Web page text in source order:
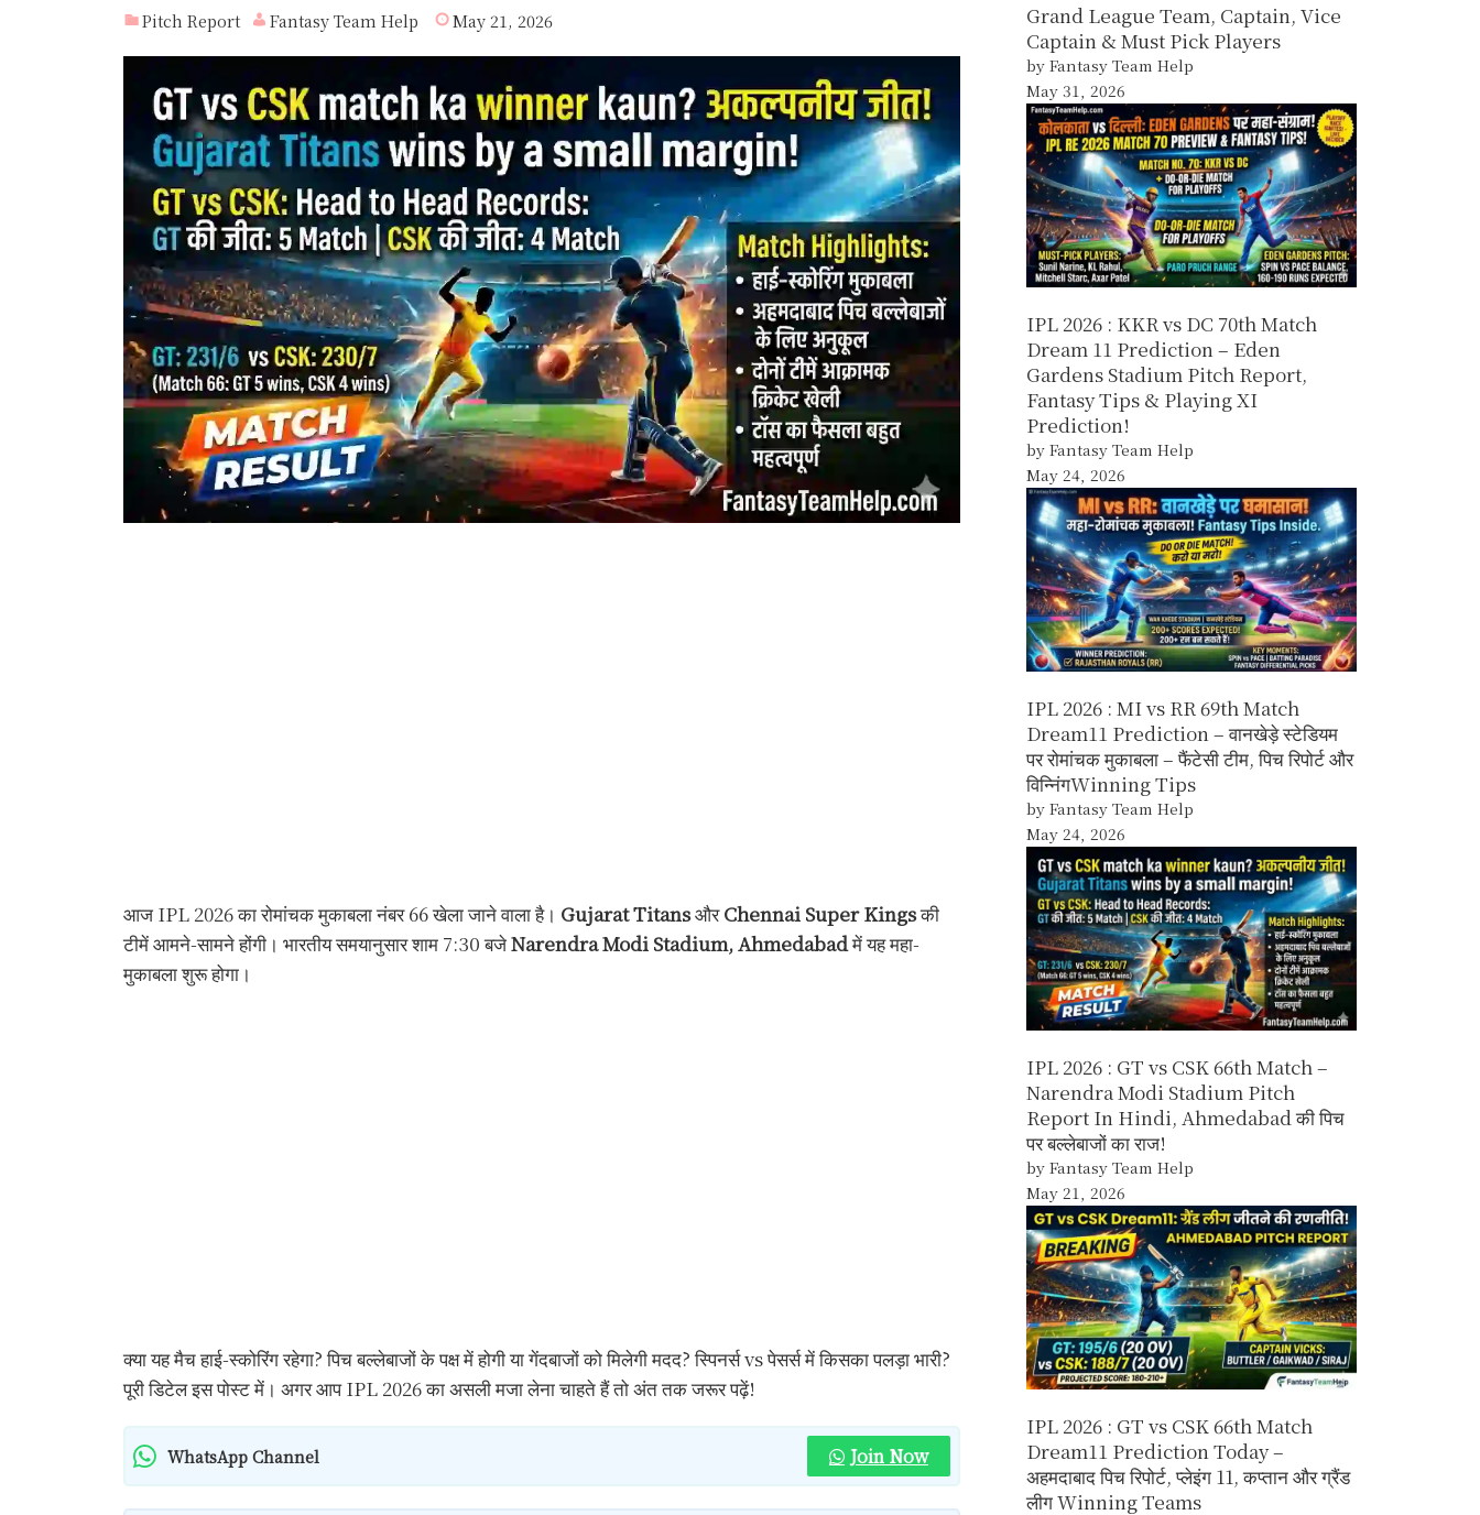
Pitch Report Fantasy Team Help May 21, 2026
आज IPL 2026 का रोमांचक मुकाबला नंबर 66 खेला जाने वाला है। Gujarat TitansऔरChennai Super Kingsकी
टीमें आमने-सामने होंगी। भारतीय समयानुसार शाम 7:30 बजेNarendra Modi Stadium, Ahmedabadमें यह महा-
मुकाबला शुरू होगा।
क्या यह मैच हाई-स्कोरिंग रहेगा? पिच बल्लेबाजों के पक्ष में होगी या गेंदबाजों को मिलेगी मदद? स्पिनर्स vs पेसर्स में किसका पलड़ा भारी?
पूरी डिटेल इस पोस्ट में। अगर आप IPL 2026 का असली मजा लेना चाहते हैं तो अंत तक जरूर पढ़ें!
WhatsApp Channel Join Now
Grand League Team, Captain, Vice
Captain & Must Pick Players
by Fantasy Team Help
May 31, 2026
IPL 2026 : KKR vs DC 70th Match
Dream 11 Prediction – Eden
Gardens Stadium Pitch Report,
Fantasy Tips & Playing XI
Prediction!
by Fantasy Team Help
May 24, 2026
IPL 2026 : MI vs RR 69th Match
Dream11 Prediction – वानखेड़े स्टेडियम
पर रोमांचक मुकाबला – फैंटेसी टीम, पिच रिपोर्ट और
विन्निंगWinning Tips
by Fantasy Team Help
May 24, 2026
IPL 2026 : GT vs CSK 66th Match –
Narendra Modi Stadium Pitch
Report In Hindi, Ahmedabad की पिच
पर बल्लेबाजों का राज!
by Fantasy Team Help
May 21, 2026
IPL 2026 : GT vs CSK 66th Match
Dream11 Prediction Today –
अहमदाबाद पिच रिपोर्ट, प्लेइंग 11, कप्तान और ग्रैंड
लीग Winning Teams